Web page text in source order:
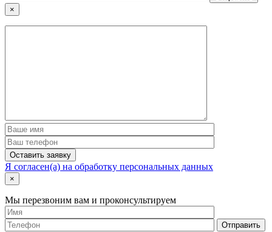
×
Я согласен(а) на обработку персональных данных
×
Мы перезвоним вам и проконсультируем